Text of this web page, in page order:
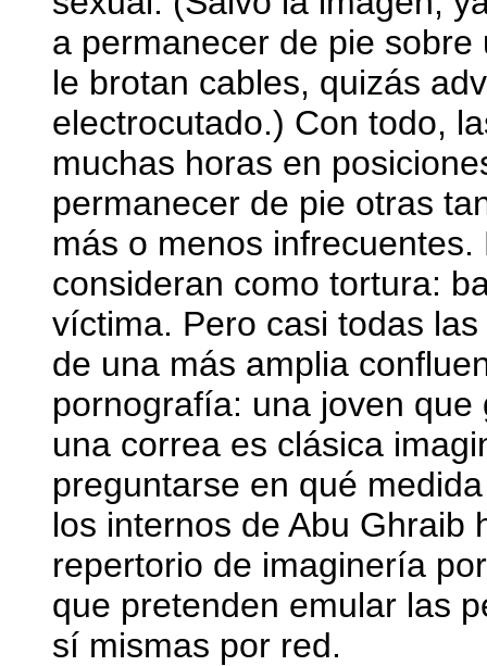
a permanecer de pie
le brotan cables, quizás
electrocutado.) Con todo,
muchas horas en
permanecer de pie otras
más o menos
consideran como tortura:
víctima. Pero casi todas
de una más amplia
pornografía: una joven
una correa es clásica
preguntarse en qué
los internos de Abu Ghraib
repertorio de imaginería
que pretenden emular las
sí mismas por red.